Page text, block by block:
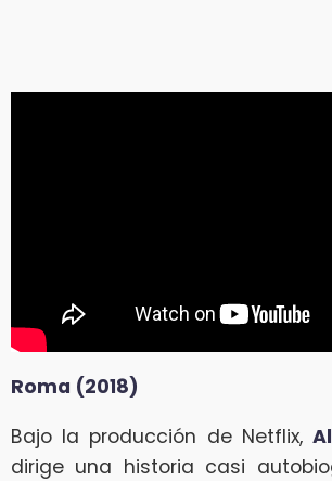
Roma (2018)
Bajo la producción de Netflix,
dirige una historia casi